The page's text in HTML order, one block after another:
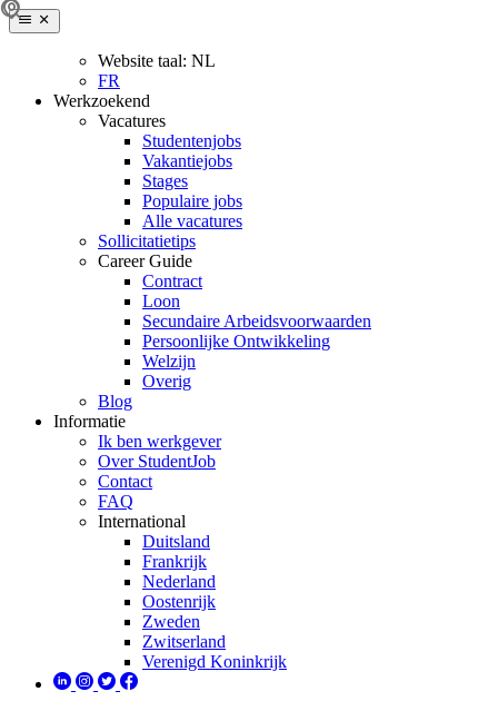
Website taal: NL
FR
Werkzoekend
Vacatures
Studentenjobs
Vakantiejobs
Stages
Populaire jobs
Alle vacatures
Sollicitatietips
Career Guide
Contract
Loon
Secundaire Arbeidsvoorwaarden
Persoonlijke Ontwikkeling
Welzijn
Overig
Blog
Informatie
Ik ben werkgever
Over StudentJob
Contact
FAQ
International
Duitsland
Frankrijk
Nederland
Oostenrijk
Zweden
Zwitserland
Verenigd Koninkrijk